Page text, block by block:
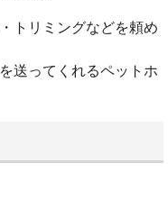
トリミングなどを頼め
送ってくれるペットホ